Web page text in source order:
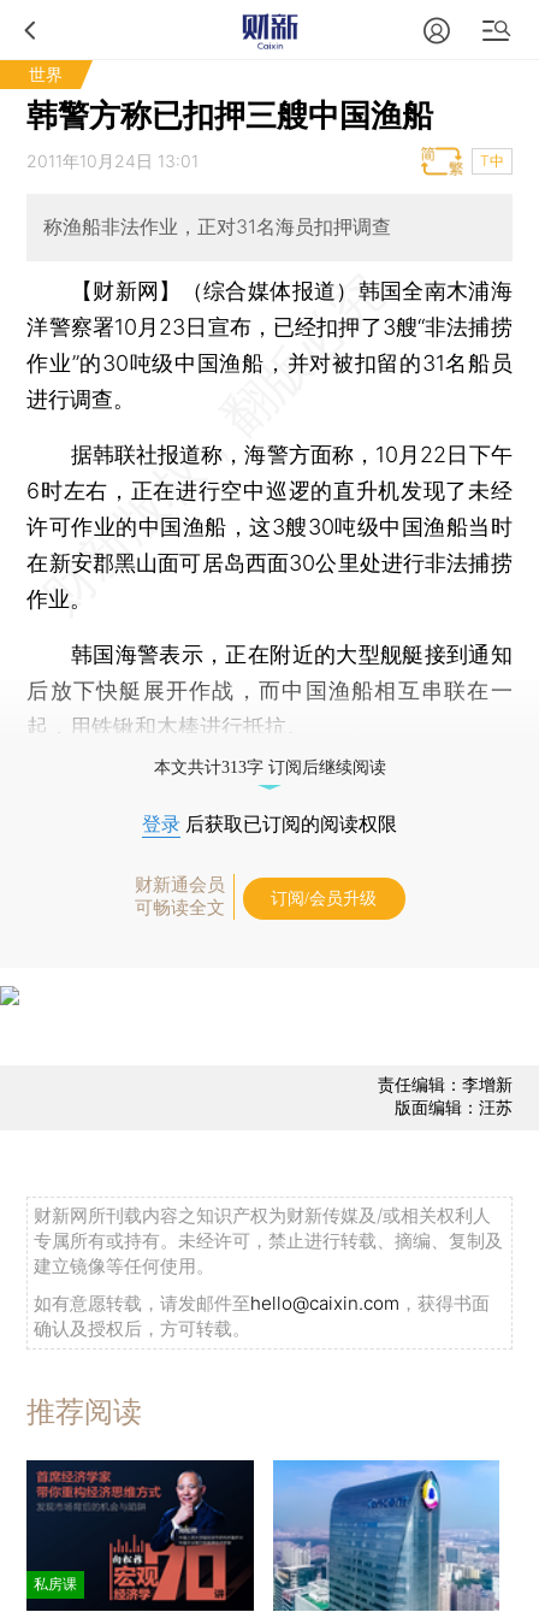
世界
韩警方称已扣押三艘中国渔船
2011年10月24日 13:01 T中
称渔船非法作业，正对31名海员扣押调查
【财新网】（综合媒体报道） 韩国全南木浦海
洋警察署10月23日宣布，已经扣押了3艘“非法捕捞
作业”的30吨级中国渔船，并对被扣留的31名船员
进行调查。
据韩联社报道称，海警方面称，10月22日下午
6时左右，正在进行空中巡逻的直升机发现了未经
许可作业的中国渔船，这3艘30吨级中国渔船当时
在新安郡黑山面可居岛西面30公里处进行非法捕捞
作业。
韩国海警表示，正在附近的大型舰艇接到通知
后放下快艇展开作战，而中国渔船相互串联在一
起，用铁锹和木棒进行抵抗。
本文共计313字 订阅后继续阅读
登录 后获取已订阅的阅读权限
财新通会员
可畅读全文
订阅/会员升级
责任编辑：李增新
版面编辑：汪苏
财新网所刊载内容之知识产权为财新传媒及/或相关权利人
专属所有或持有。未经许可，禁止进行转载、摘编、复制及
建立镜像等任何使用。
如有意愿转载，请发邮件至hello@caixin.com ，获得书面
确认及授权后，方可转载。
推荐阅读
私房课